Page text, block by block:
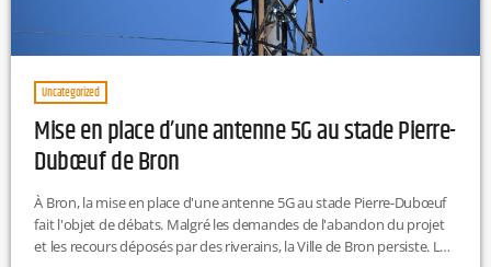
Uncategorized
Mise en place d’une antenne 5G au stade Pierre-
Dubœuf de Bron
À Bron, la mise en place d'une antenne 5G au stade Pierre-Dubœuf
fait l'objet de débats. Malgré les demandes de l'abandon du projet
et les recours déposés par des riverains, la Ville de Bron persiste. Le